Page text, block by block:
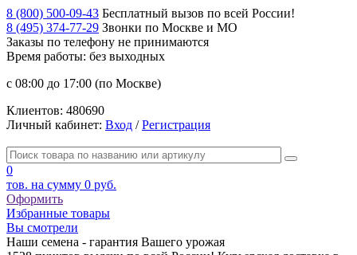
8 (800) 500-09-43 Бесплатный вызов по всей России!
8 (495) 374-77-29 Звонки по Москве и МО
Заказы по телефону не принимаются
Время работы: без выходных
с 08:00 до 17:00 (по Москве)
Клиентов: 480690
Личный кабинет: Вход /Регистрация
0
тов. на сумму 0 руб.
Оформить
Избранные товары
Вы смотрели
Наши семена - гарантия Вашего урожая